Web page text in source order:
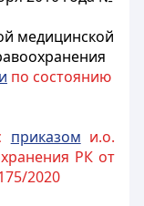
медицинской
по состоянию
приказом и.о.
РК от
2020